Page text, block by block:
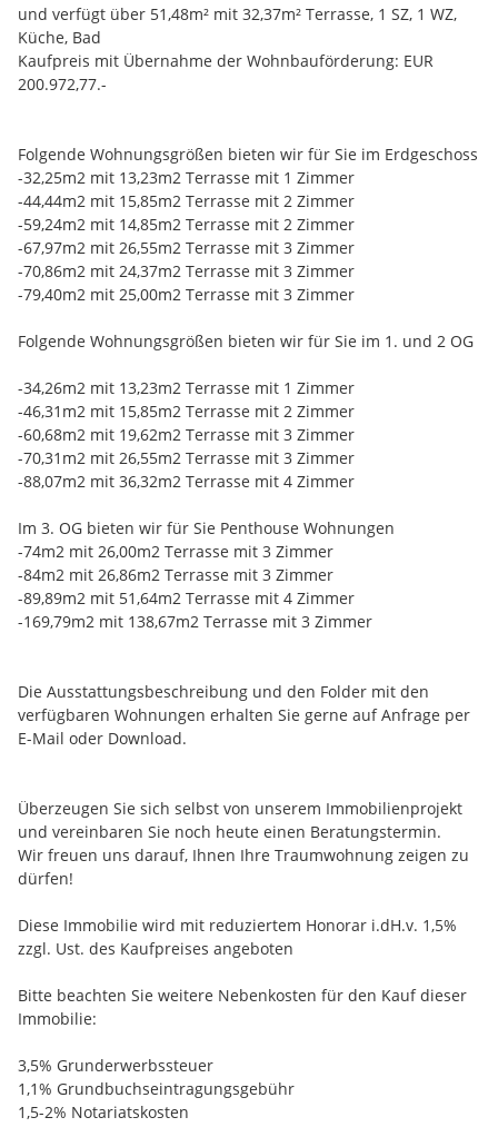
-Barrierefreie Gartenwohnungen in den Größen von 32m2 bis
80m2
-Wohnungen mit 44m2 bis 89m2 im 1. oder 2. Geschoss mit
jeweils 2 Terrassen (bis zu 124m2 groß)
in den Ort und zu den Gleichenberger Kogeln haben.
Sonstige
Zentrum 0.10 km
und verfügt über 51,48m² mit 32,37m² Terrasse, 1 SZ, 1 WZ,
Küche, Bad
Kaufpreis mit Übernahme der Wohnbauförderung: EUR
200.972,77.-
Folgende Wohnungsgrößen bieten wir für Sie im Erdgeschoss
-32,25m2 mit 13,23m2 Terrasse mit 1 Zimmer
-44,44m2 mit 15,85m2 Terrasse mit 2 Zimmer
-59,24m2 mit 14,85m2 Terrasse mit 2 Zimmer
-67,97m2 mit 26,55m2 Terrasse mit 3 Zimmer
-70,86m2 mit 24,37m2 Terrasse mit 3 Zimmer
-79,40m2 mit 25,00m2 Terrasse mit 3 Zimmer
Folgende Wohnungsgrößen bieten wir für Sie im 1. und 2 OG
-34,26m2 mit 13,23m2 Terrasse mit 1 Zimmer
-46,31m2 mit 15,85m2 Terrasse mit 2 Zimmer
-60,68m2 mit 19,62m2 Terrasse mit 3 Zimmer
-70,31m2 mit 26,55m2 Terrasse mit 3 Zimmer
-88,07m2 mit 36,32m2 Terrasse mit 4 Zimmer
Im 3. OG bieten wir für Sie Penthouse Wohnungen
-74m2 mit 26,00m2 Terrasse mit 3 Zimmer
-84m2 mit 26,86m2 Terrasse mit 3 Zimmer
-89,89m2 mit 51,64m2 Terrasse mit 4 Zimmer
-169,79m2 mit 138,67m2 Terrasse mit 3 Zimmer
Die Ausstattungsbeschreibung und den Folder mit den
verfügbaren Wohnungen erhalten Sie gerne auf Anfrage per
E-Mail oder Download.
Überzeugen Sie sich selbst von unserem Immobilienprojekt
und vereinbaren Sie noch heute einen Beratungstermin.
Wir freuen uns darauf, Ihnen Ihre Traumwohnung zeigen zu
dürfen!
Diese Immobilie wird mit reduziertem Honorar i.dH.v. 1,5%
zzgl. Ust. des Kaufpreises angeboten
Bitte beachten Sie weitere Nebenkosten für den Kauf dieser
Immobilie:
3,5% Grunderwerbssteuer
1,1% Grundbuchseintragungsgebühr
1,5-2% Notariatskosten